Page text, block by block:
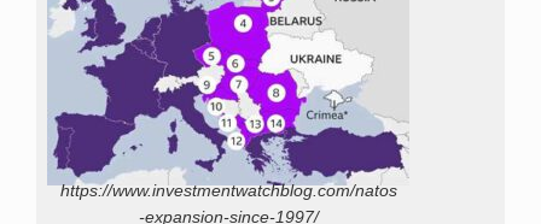
https://www.investmentwatchblog.com/natos
-expansion-since-1997/